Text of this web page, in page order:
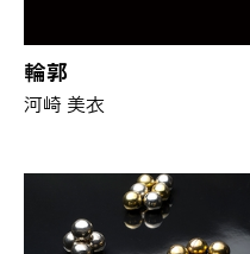
輪郭
河崎 美衣